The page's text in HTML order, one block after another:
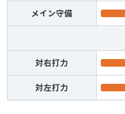
メイン守備
対右打力
対左打力